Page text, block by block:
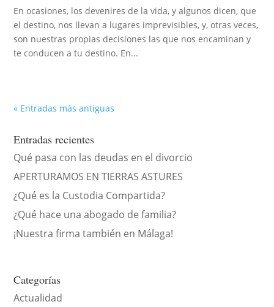
En ocasiones, los devenires de la vida, y algunos dicen, que
el destino, nos llevan a lugares imprevisibles, y, otras veces,
son nuestras propias decisiones las que nos encaminan y
te conducen a tu destino. En...
« Entradas más antiguas
Entradas recientes
Qué pasa con las deudas en el divorcio
APERTURAMOS EN TIERRAS ASTURES
¿Qué es la Custodia Compartida?
¿Qué hace una abogado de familia?
¡Nuestra firma también en Málaga!
Categorías
Actualidad